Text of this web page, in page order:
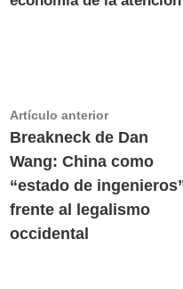
Navegación
de
entradas
Artículo anteriorArtículo
anterior:
Breakneck de Dan
Wang: China como
“estado de
frente al legalismo
occidental